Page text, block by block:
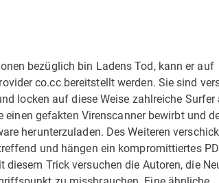
bezüglich bin Ladens Tod, kann er auf
co.cc bereitstellt werden. Sie sind
auf diese Weise zahlreiche Surfer
gefakten Virenscanner bewirbt und
herunterzuladen. Des Weiteren
und hängen ein kompromittiertes
Trick versuchen die Autoren, die